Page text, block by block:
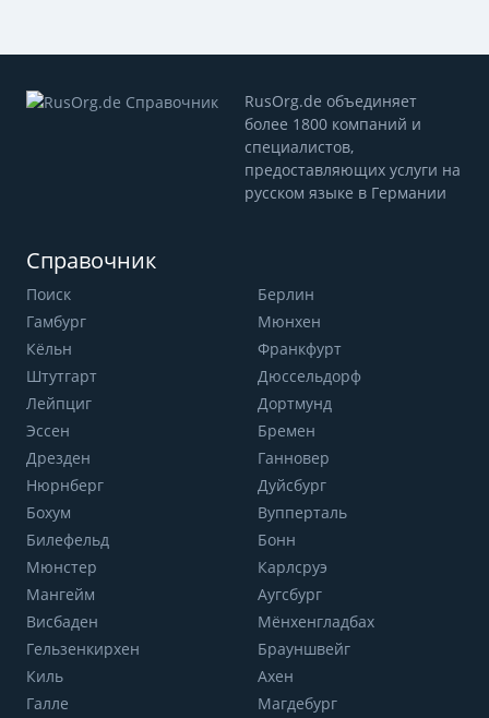
RusOrg.de объединяет
более 1800 компаний и
специалистов,
предоставляющих услуги на
русском языке в Германии
Справочник
Поиск
Берлин
Гамбург
Мюнхен
Кёльн
Франкфурт
Штутгарт
Дюссельдорф
Лейпциг
Дортмунд
Эссен
Бремен
Дрезден
Ганновер
Нюрнберг
Дуйсбург
Бохум
Вупперталь
Билефельд
Бонн
Мюнстер
Карлсруэ
Мангейм
Аугсбург
Висбаден
Мёнхенгладбах
Гельзенкирхен
Брауншвейг
Киль
Ахен
Галле
Магдебург